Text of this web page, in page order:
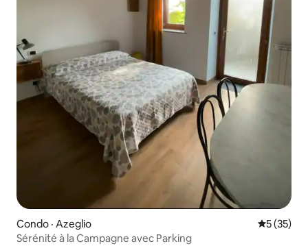
Condo · Azeglio Note
5 (35)
Sérénité à la Campagne avec Parking